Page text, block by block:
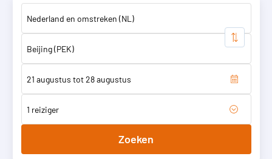
1 reiziger
Zoeken